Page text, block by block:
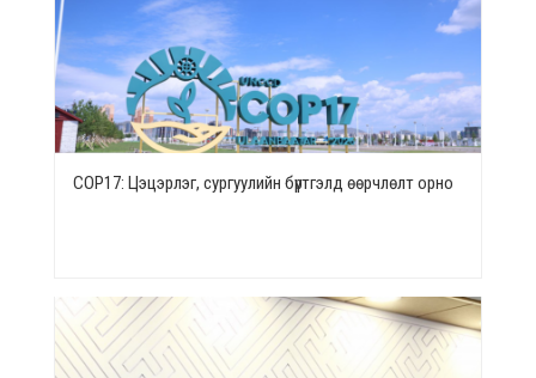
СОР17: Цэцэрлэг, сургуулийн бүртгэлд өөрчлөлт орно